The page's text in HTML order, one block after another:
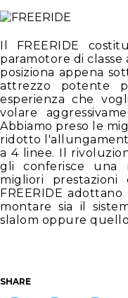
Il FREERIDE
paramotore di classe
posiziona appena
attrezzo potente
esperienza che
volare
Abbiamo preso le
ridotto
a 4 linee. Il
gli conferisce una
migliori
FREERIDE
montare sia il
slalom oppure quello
SHARE